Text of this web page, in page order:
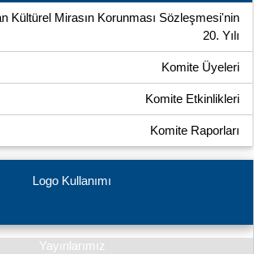
Kültürel Mirasın Korunması Sözleşmesi'nin
20. Yılı
Komite Üyeleri
Komite Etkinlikleri
Komite Raporları
Logo Kullanımı
Yayınlarımız